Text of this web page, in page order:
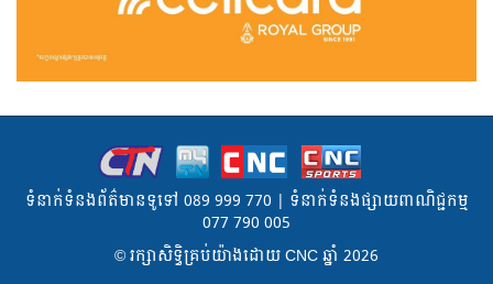
ទំនាក់ទំនងព័ត៌មានទូទៅ 089 999 770 | ទំនាក់ទំនងផ្សាយពាណិជ្ជកម្ម
077 790 005
© រក្សា​សិទ្ធិ​គ្រប់​យ៉ាង​ដោយ​ CNC ឆ្នាំ​ 2026